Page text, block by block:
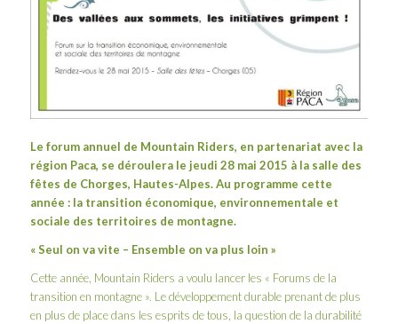
Le forum annuel de Mountain Riders, en partenariat avec la
région Paca, se déroulera le jeudi 28 mai 2015 à la salle des
fêtes de Chorges, Hautes-Alpes. Au programme cette
année : la transition économique, environnementale et
sociale des territoires de montagne.
« Seul on va vite – Ensemble on va plus loin »
Cette année, Mountain Riders a voulu lancer les « Forums de la
transition en montagne ». Le développement durable prenant de plus
en plus de place dans les esprits de tous, la question de la durabilité